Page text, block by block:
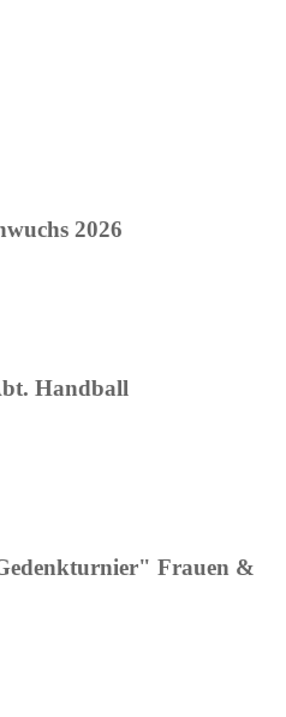
2026
Handball
Frauen &